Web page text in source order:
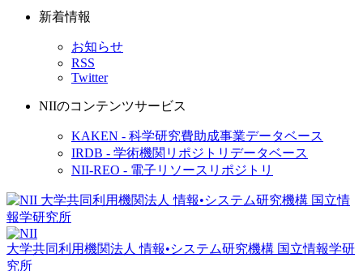
新着情報
お知らせ
RSS
Twitter
NIIのコンテンツサービス
KAKEN - 科学研究費助成事業データベース
IRDB - 学術機関リポジトリデータベース
NII-REO - 電子リソースリポジトリ
大学共同利用機関法人 情報•システム研究機構 国立情報学研
究所